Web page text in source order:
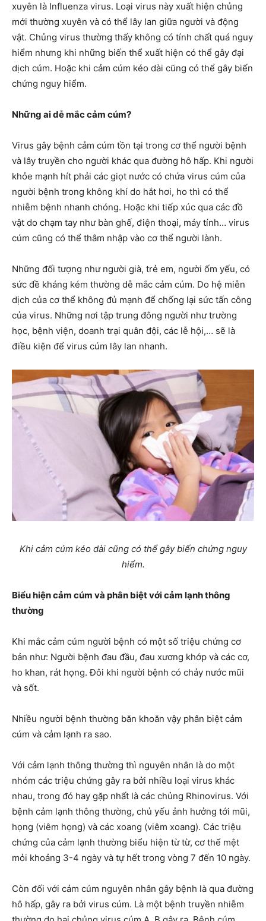
xuyên là Influenza virus. Loại virus này xuất hiện chủng
mới thường xuyên và có thể lây lan giữa người và động
vật. Chủng virus thường thấy không có tính chất quá nguy
hiểm nhưng khi những biến thể xuất hiện có thể gây đại
dịch cúm. Hoặc khi cảm cúm kéo dài cũng có thể gây biến
chứng nguy hiểm.
Những ai dễ mắc cảm cúm?
Virus gây bệnh cảm cúm tồn tại trong cơ thể người bệnh
và lây truyền cho người khác qua đường hô hấp. Khi người
khỏe mạnh hít phải các giọt nước có chứa virus cúm của
người bệnh trong không khí do hắt hơi, ho thì có thể
nhiễm bệnh nhanh chóng. Hoặc khi tiếp xúc qua các đồ
vật do chạm tay như bàn ghế, điện thoại, máy tính… virus
cúm cũng có thể thâm nhập vào cơ thể người lành.
Những đối tượng như người già, trẻ em, người ốm yếu, có
sức đề kháng kém thường dễ mắc cảm cúm. Do hệ miễn
dịch của cơ thể không đủ mạnh để chống lại sức tấn công
của virus. Những nơi tập trung đông người như trường
học, bệnh viện, doanh trại quân đội, các lễ hội,… sẽ là
điều kiện để virus cúm lây lan nhanh.
Khi cảm cúm kéo dài cũng có thể gây biến chứng nguy
hiểm.
Biểu hiện cảm cúm và phân biệt với cảm lạnh thông
thường
Khi mắc cảm cúm người bệnh có một số triệu chứng cơ
bản như: Người bệnh đau đầu, đau xương khớp và các cơ,
ho khan, rát họng. Đôi khi người bệnh có chảy nước mũi
và sốt.
Nhiều người bệnh thường băn khoăn vậy phân biệt cảm
cúm và cảm lạnh ra sao.
Với cảm lạnh thông thường thì nguyên nhân là do một
nhóm các triệu chứng gây ra bởi nhiều loại virus khác
nhau, trong đó hay gặp nhất là các chủng Rhinovirus. Với
bệnh cảm lạnh thông thường, chủ yếu ảnh hưởng tới mũi,
họng (viêm họng) và các xoang (viêm xoang). Các triệu
chứng của cảm lạnh thường biểu hiện từ từ, cơ thể mệt
mỏi khoảng 3-4 ngày và tự hết trong vòng 7 đến 10 ngày.
Còn đối với cảm cúm nguyên nhân gây bệnh là qua đường
hô hấp, gây ra bởi virus cúm. Là một bệnh truyền nhiễm